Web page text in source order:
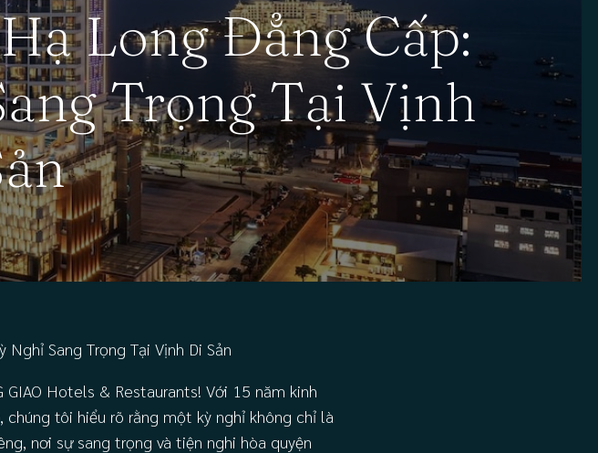
Long Đẳng Cấp:
Trọng Tại Vịnh
Sang Trọng Tại Vịnh Di Sản
Hotels & Restaurants! Với 15 năm kinh
tôi hiểu rõ rằng một kỳ nghỉ không chỉ là
nơi sự sang trọng và tiện nghi hòa quyện